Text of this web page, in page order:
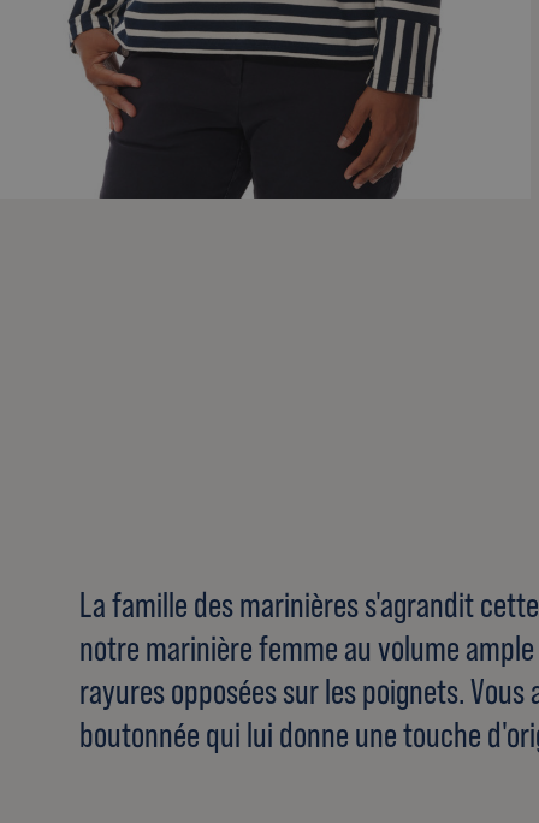
La famille des marinières s'agrandit
notre marinière femme au volume
rayures opposées sur les poignets.
boutonnée qui lui donne une touche